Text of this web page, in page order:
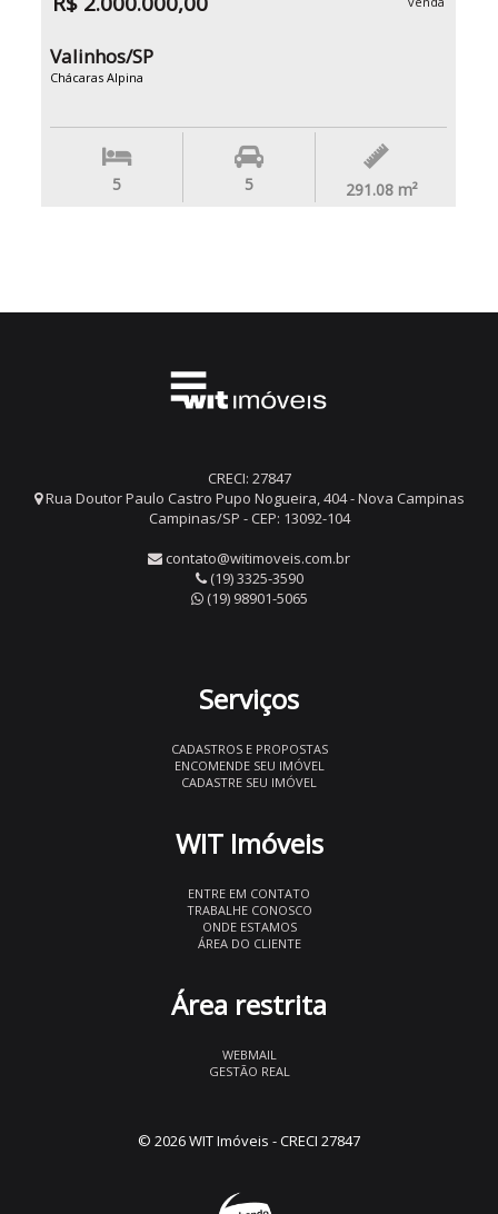
Valinhos/SP
Chácaras Alpina
5 5 291.08 m²
CRECI: 27847
Rua Doutor Paulo Castro Pupo Nogueira, 404 - Nova Campinas
Campinas/SP - CEP: 13092-104
contato@witimoveis.com.br
(19) 3325-3590
(19) 98901-5065
Serviços
CADASTROS E PROPOSTAS
ENCOMENDE SEU IMÓVEL
CADASTRE SEU IMÓVEL
WIT Imóveis
ENTRE EM CONTATO
TRABALHE CONOSCO
ONDE ESTAMOS
ÁREA DO CLIENTE
Área restrita
WEBMAIL
GESTÃO REAL
© 2026 WIT Imóveis - CRECI 27847